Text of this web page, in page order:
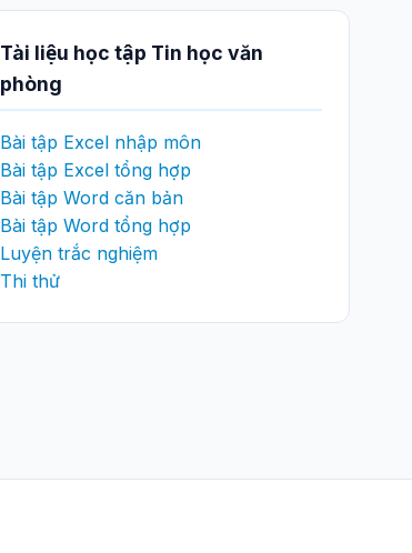
Tài liệu học tập Tin học văn
phòng
Bài tập Excel nhập môn
Bài tập Excel tổng hợp
Bài tập Word căn bản
Bài tập Word tổng hợp
Luyện trắc nghiệm
Thi thử